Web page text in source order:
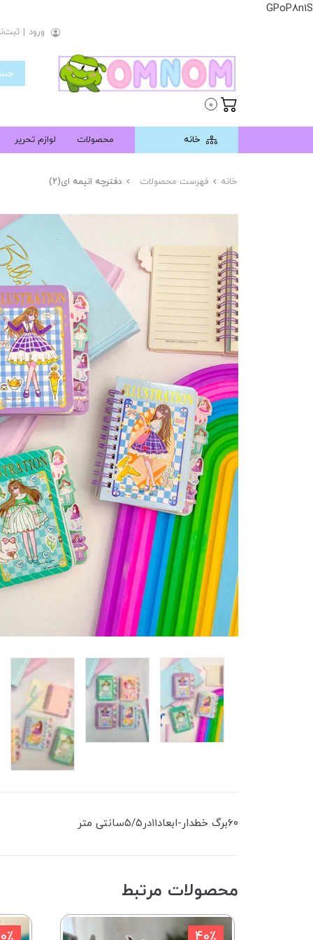
GPoP8n1S
ورود |
0
خانه محصولات لوازم تحریر
خانه فهرست محصولات دفترچه انیمه ای(۲)
۶۰برگ خطدار-ابعاد۱۱در۵/۵سانتی متر
محصولات مرتبط